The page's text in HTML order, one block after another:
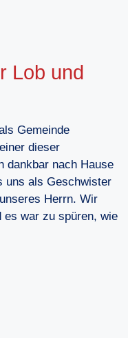
Lob und
Gemeinde
dieser
dankbar nach Hause
uns als Geschwister
Herrn. Wir
es war zu spüren, wie